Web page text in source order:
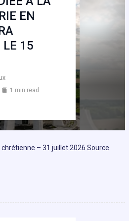
EN
LE 15
1 min read
– 31 juillet 2026 Source